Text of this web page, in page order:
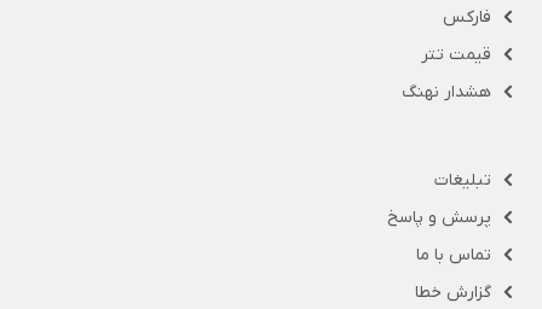
فارکس
قیمت تتر
هشدار نهنگ
تبلیغات
پرسش و پاسخ
تماس با ما
گزارش خطا